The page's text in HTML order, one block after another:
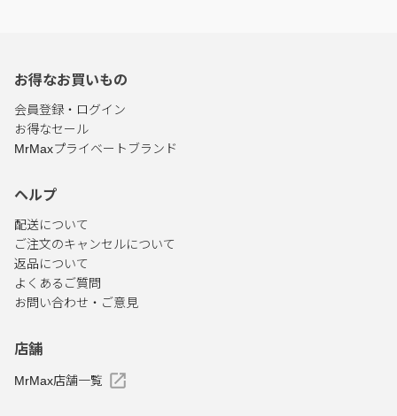
お得なお買いもの
会員登録・ログイン
お得なセール
MrMaxプライベートブランド
ヘルプ
配送について
ご注文のキャンセルについて
返品について
よくあるご質問
お問い合わせ・ご意見
店舗
MrMax店舗一覧